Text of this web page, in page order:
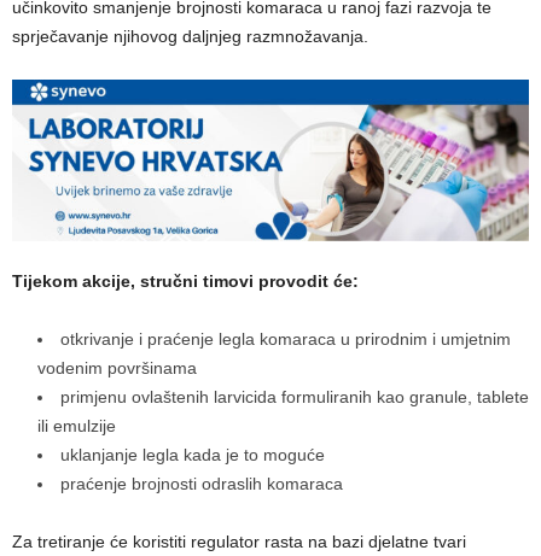
učinkovito smanjenje brojnosti komaraca u ranoj fazi razvoja te
sprječavanje njihovog daljnjeg razmnožavanja.
Tijekom akcije, stručni timovi provodit će:
otkrivanje i praćenje legla komaraca u prirodnim i umjetnim
vodenim površinama
primjenu ovlaštenih larvicida formuliranih kao granule, tablete
ili emulzije
uklanjanje legla kada je to moguće
praćenje brojnosti odraslih komaraca
Za tretiranje će koristiti regulator rasta na bazi djelatne tvari